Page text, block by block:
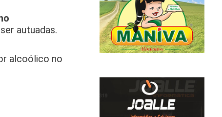
autuadas.
alcoólico no